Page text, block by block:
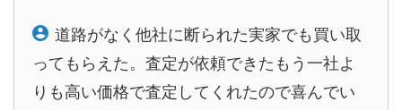
道路がなく他社に断られた実家でも買い取
ってもらえた。査定が依頼できたもう一社よ
りも高い価格で査定してくれたので喜んでい